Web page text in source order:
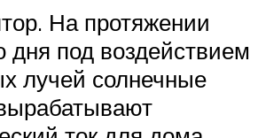
На протяжении
дня под воздействием
лучей солнечные